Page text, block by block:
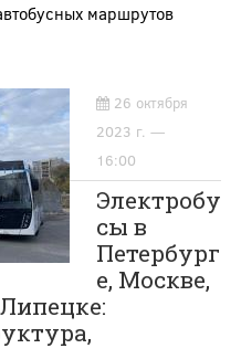
маршрутов
26 октября
2023 г. —
16:00
Электробу
сы в
Петербург
е, Москве,